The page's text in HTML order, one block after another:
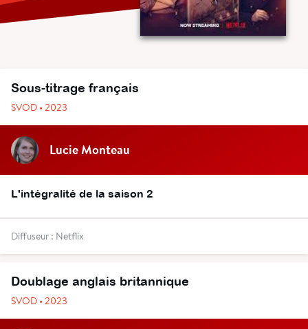
Sous-titrage français
SVOD • 2023
Lucie Monteau
L'intégralité de la saison 2
Diffuseur : Netflix
Doublage anglais britannique
SVOD • 2023